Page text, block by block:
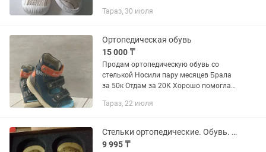
Новые. Продаю, потому что пришёл не
Тараз, 30 июля
Ортопедическая обувь
15 000 ₸
Продам ортопедическую обувь со
стелькой Носили пару месяцев Брала
за 50к Отдам за 20К Хорошо помогла
Тараз, 22 июля
Стельки ортопедические. Обувь. Кроссовки. Туфли
9 995 ₸